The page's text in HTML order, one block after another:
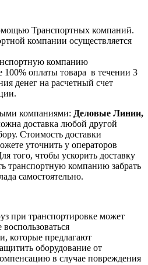
Транспортных компаний.
компании осуществляется
компанию
100% оплаты товара в течении 3
денег на расчетный счет
компаниями: Деловые Линии,
доставка любой другой
Стоимость доставки
уточнить у операторов
того, чтобы ускорить доставку
транспортную компанию забрать
самостоятельно.
при транспортировке может
которые предлагают
оборудование от
в случае повреждения